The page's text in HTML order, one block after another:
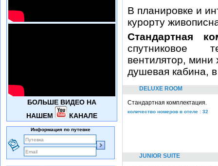
В планировке и
курорту
Стандартная
спутниковое
вентилятор, мини
душевая кабина,
DELUXE ROOM
Стандартная комплектация.
количество номеров в отеле : 32
JUNIOR SUITE
БОЛЬШЕ ВИДЕО НА
НАШЕМ
КАНАЛЕ
Информация по путевке